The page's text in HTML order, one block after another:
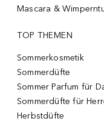
Mascara &
TOP THEMEN
Sommerkosmetik
Sommerdüfte
Sommer Parfum für
Sommerdüfte für
Herbstdüfte